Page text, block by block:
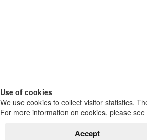
Use of cookies
We use cookies to collect visitor statistics.
For more information on cookies, please see
Accept